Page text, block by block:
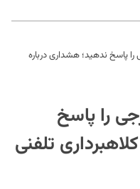
پاسخ ندهید؛ هشداری درباره
را پاسخ
تلفنی